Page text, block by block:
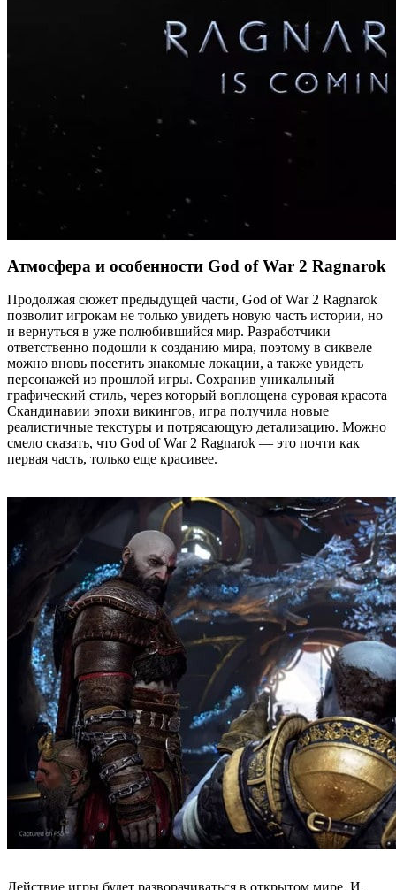
Атмосфера и особенности God of War 2 Ragnarok
Продолжая сюжет предыдущей части, God of War 2 Ragnarok
позволит игрокам не только увидеть новую часть истории, но
и вернуться в уже полюбившийся мир. Разработчики
ответственно подошли к созданию мира, поэтому в сиквеле
можно вновь посетить знакомые локации, а также увидеть
персонажей из прошлой игры. Сохранив уникальный
графический стиль, через который воплощена суровая красота
Скандинавии эпохи викингов, игра получила новые
реалистичные текстуры и потрясающую детализацию. Можно
смело сказать, что God of War 2 Ragnarok — это почти как
первая часть, только еще красивее.